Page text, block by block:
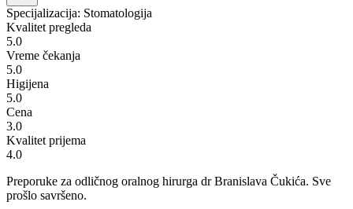
Specijalizacija: Stomatologija
Kvalitet pregleda
5.0
Vreme čekanja
5.0
Higijena
5.0
Cena
3.0
Kvalitet prijema
4.0
Preporuke za odličnog oralnog hirurga dr Branislava Čukića. Sve
prošlo savršeno.